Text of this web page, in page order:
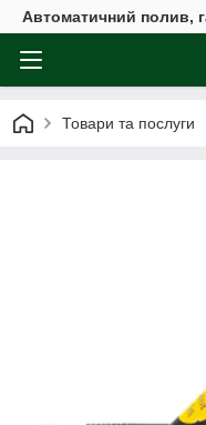
Автоматичний полив,
Товари та послуги